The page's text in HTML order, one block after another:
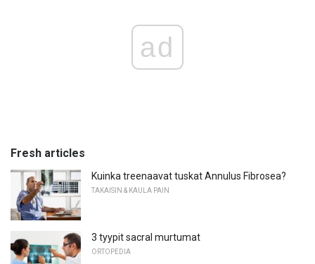
ad
Fresh articles
Kuinka treenaavat tuskat Annulus Fibrosea?
TAKAISIN & KAULA PAIN
3 tyypit sacral murtumat
ORTOPEDIA